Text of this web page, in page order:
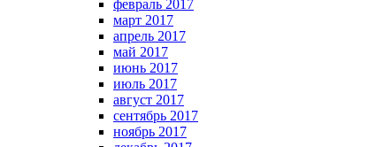
февраль 2017
март 2017
апрель 2017
май 2017
июнь 2017
июль 2017
август 2017
сентябрь 2017
ноябрь 2017